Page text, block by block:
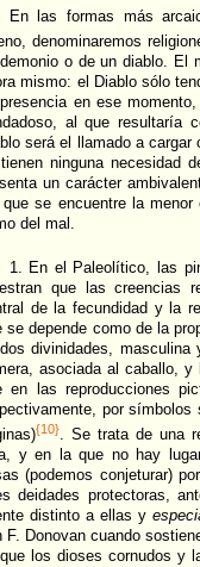
En las formas más
denominaremos
o de un diablo. El
mismo: el Diablo sólo
en ese
al que resultaría
será el llamado a
ninguna necesidad
un carácter
se encuentre la menor
del mal.
1. En el Paleolítico, las
que las creencias
de la fecundidad y la
se depende como de la
divinidades, masculina
asociada al caballo,
en las reproducciones
por
{10}. Se trata de una
y en la que no hay
(podemos conjeturar)
deidades protectoras,
distinto a ellas y
F. Donovan cuando
los dioses cornudos y